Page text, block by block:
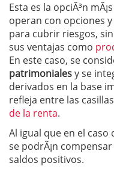
Esta es la opciÃ³n
operan con opciones
para cubrir riesgos,
sus ventajas como
En este caso, se
patrimonialesy se
derivados en la base
refleja entre las
de la renta.
Al igual que en el
se podrÃ¡n
saldos positivos.